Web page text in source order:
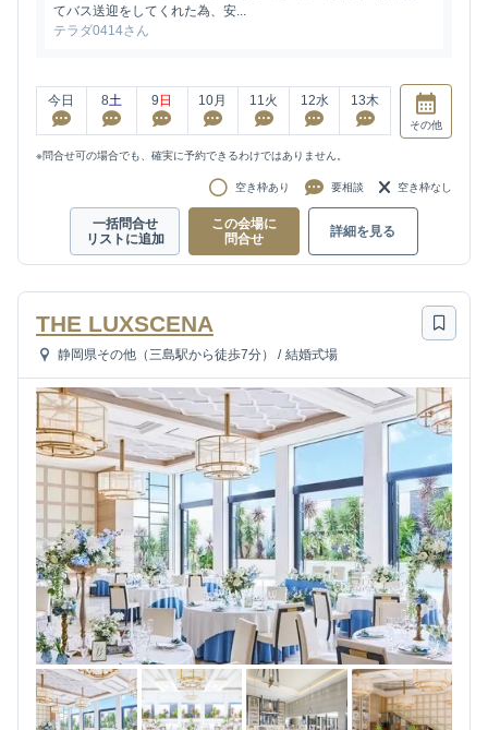
てバス送迎をしてくれた為、安...
テラダ0414さん
今日 8土 9 日 10月 11火 12水 13木
その他
※問合せ可の場合でも、確実に予約できるわけではありません。
空き枠あり 要相談 空き枠なし
一括問合せ
リストに追加
この会場に
問合せ
詳細を見る
THE LUXSCENA
静岡県その他（三島駅から徒歩7分） / 結婚式場